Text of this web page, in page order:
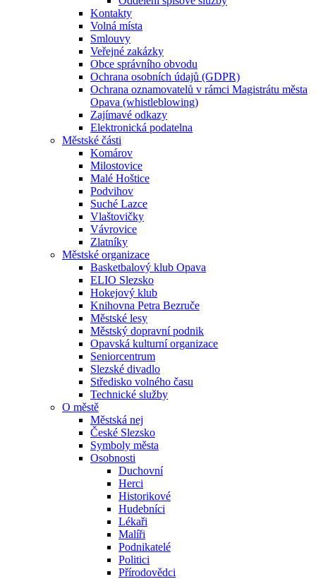
Kontakty
Volná místa
Smlouvy
Veřejné zakázky
Obce správního obvodu
Ochrana osobních údajů (GDPR)
Ochrana oznamovatelů v rámci Magistrátu města
Opava (whistleblowing)
Zajímavé odkazy
Elektronická podatelna
Městské části
Komárov
Milostovice
Malé Hoštice
Podvihov
Suché Lazce
Vlaštovičky
Vávrovice
Zlatníky
Městské organizace
Basketbalový klub Opava
ELIO Slezsko
Hokejový klub
Knihovna Petra Bezruče
Městské lesy
Městský dopravní podnik
Opavská kulturní organizace
Seniorcentrum
Slezské divadlo
Středisko volného času
Technické služby
O městě
Městská nej
České Slezsko
Symboly města
Osobnosti
Duchovní
Herci
Historikové
Hudebníci
Lékaři
Malíři
Podnikatelé
Politici
Přírodovědci